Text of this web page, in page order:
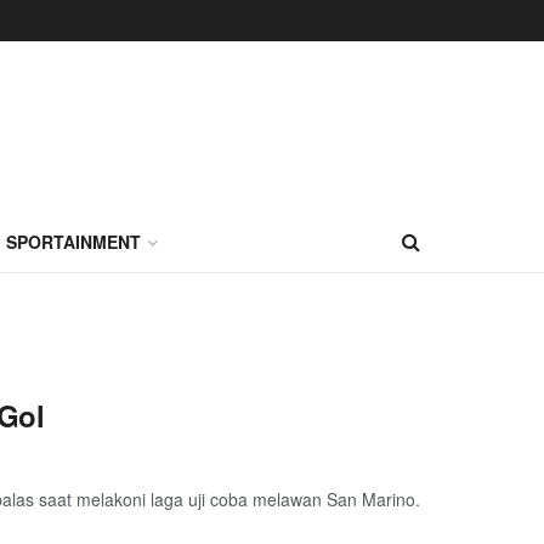
SPORTAINMENT
saat melakoni laga uji coba melawan San Marino.